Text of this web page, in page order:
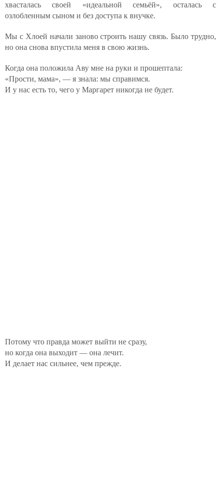
хвасталась своей «идеальной семьёй», осталась с
озлобленным сыном и без доступа к внучке.
Мы с Хлоей начали заново строить нашу связь. Было трудно,
но она снова впустила меня в свою жизнь.
Когда она положила Аву мне на руки и прошептала:
«Прости, мама», — я знала: мы справимся.
И у нас есть то, чего у Маргарет никогда не будет.
Потому что правда может выйти не сразу,
но когда она выходит — она лечит.
И делает нас сильнее, чем прежде.